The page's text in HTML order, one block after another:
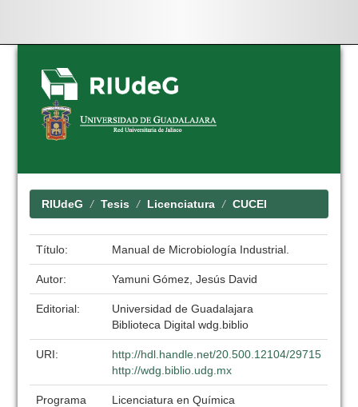
Skip
navigation
RIUdeG Tesis Licenciatura CUCEI
Título: Manual de Microbiología Industrial.
Autor: Yamuni Gómez, Jesús David
Editorial:
Universidad de Guadalajara
Biblioteca Digital wdg.biblio
URI:
http://hdl.handle.net/20.500.12104/29715
http://wdg.biblio.udg.mx
Programa
Licenciatura en Química